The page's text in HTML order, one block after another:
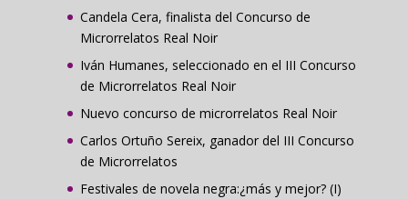
Candela Cera, finalista del Concurso de
Microrrelatos Real Noir
Iván Humanes, seleccionado en el III Concurso
de Microrrelatos Real Noir
Nuevo concurso de microrrelatos Real Noir
Carlos Ortuño Sereix, ganador del III Concurso
de Microrrelatos
Festivales de novela negra:¿más y mejor? (I)